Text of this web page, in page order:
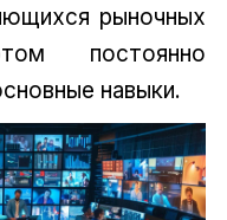
рыночных
постоянно
навыки.